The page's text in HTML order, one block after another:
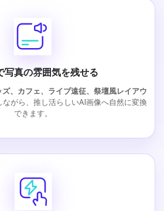
写真の雰囲気を残せる
ズ、カフェ、ライブ遠征、祭壇風レイアウ
がら、推し活らしいAI画像へ自然に変換
できます。